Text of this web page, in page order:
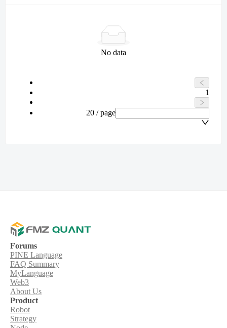
No data
1
20 / page
Forums
PINE Language
FAQ Summary
MyLanguage
Web3
About Us
Product
Robot
Strategy